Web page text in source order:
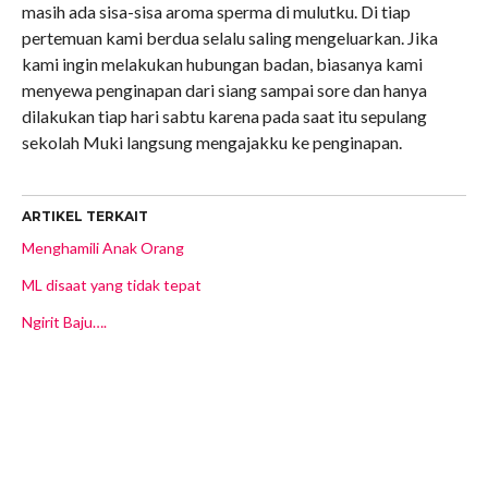
masih ada sisa-sisa aroma sperma di mulutku. Di tiap
pertemuan kami berdua selalu saling mengeluarkan. Jika
kami ingin melakukan hubungan badan, biasanya kami
menyewa penginapan dari siang sampai sore dan hanya
dilakukan tiap hari sabtu karena pada saat itu sepulang
sekolah Muki langsung mengajakku ke penginapan.
ARTIKEL TERKAIT
Menghamili Anak Orang
ML disaat yang tidak tepat
Ngirit Baju….